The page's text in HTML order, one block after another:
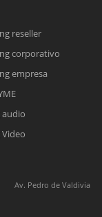
con el enlace a
el formulario
reseller
corporativo
empresa
Av. Pedro de Valdivia